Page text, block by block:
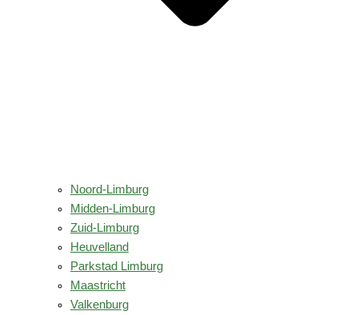
Noord-Limburg
Midden-Limburg
Zuid-Limburg
Heuvelland
Parkstad Limburg
Maastricht
Valkenburg